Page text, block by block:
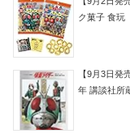
ク菓子 食玩
【9月3日発
年 講談社所